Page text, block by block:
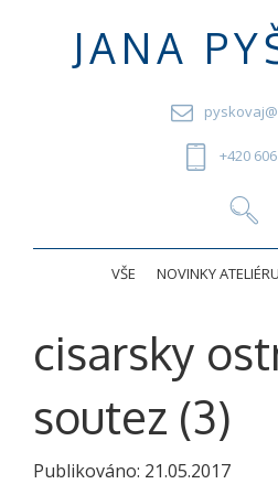
JANA
+420
VŠE NOVINKY ATELIÉRU
cisarsky
soutez (3)
Publikováno: 21.05.2017